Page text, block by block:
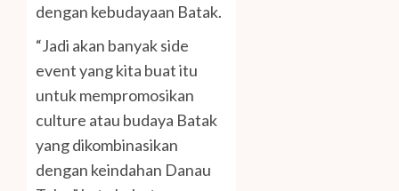
dengan kebudayaan Batak.
“Jadi akan banyak side
event yang kita buat itu
untuk mempromosikan
culture atau budaya Batak
yang dikombinasikan
dengan keindahan Danau